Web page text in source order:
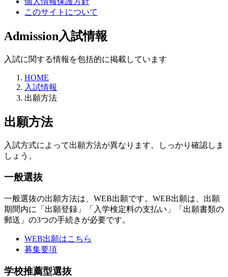
このサイトについて
Admission入試情報
入試に関する情報を包括的に掲載しています
HOME
入試情報
出願方法
出願方法
入試方式によって出願方法が異なります。しっかり確認しま
しょう。
一般選抜
一般選抜の出願方法は、WEB出願です。WEB出願は、出願
期間内に「出願登録」「入学検定料の支払い」「出願書類の
郵送」の3つの手続きが必要です。
WEB出願はこちら
募集要項
学校推薦型選抜